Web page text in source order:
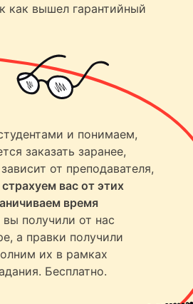
как вышел гарантийный
и понимаем,
заказать заранее,
от преподавателя,
вас от этих
время
вы получили от нас
а правки получили
их в рамках
Бесплатно.